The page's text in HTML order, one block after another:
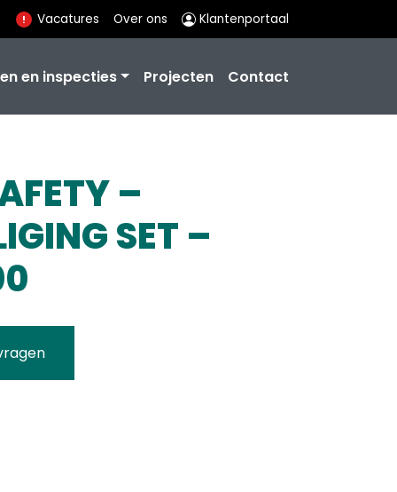
Vacatures Over ons Klantenportaal
en inspecties Projecten Contact
–
SET –